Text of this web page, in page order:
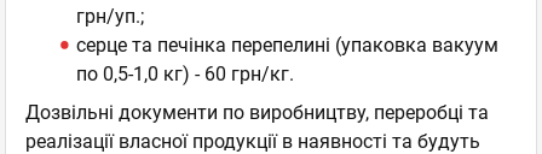
грн/уп.;
серце та печінка перепелині (упаковка вакуум
по 0,5-1,0 кг) - 60 грн/кг.
Дозвільні документи по виробництву, переробці та
реалізації власної продукції в наявності та будуть